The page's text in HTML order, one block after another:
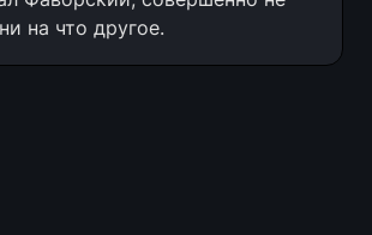
на что другое.